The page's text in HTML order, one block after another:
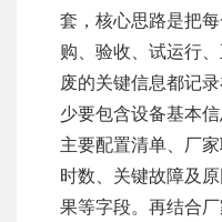
套，核心思路是把
购、验收、试运行
废的关键信息都记
少要包含设备基本
主要配置清单、厂
时数、关键故障及
果等字段。再结合